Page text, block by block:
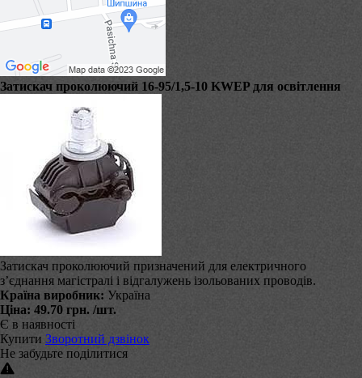
Затискач проколюючий 16-95/1,5-10 KWEP для освітлення
Затискач проколюючий призначений для електричного
з’єднання магістралі і відгалужень ізольованих проводів.
Країна виробник: Україна
Ціна: 49.70 грн. /шт.
Є в наявності
Купити Зворотний дзвінок
Не забудьте поділитися